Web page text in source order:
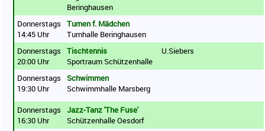
Beringhausen
Donnerstags
14:45 Uhr
Turnen f. Mädchen
Turnhalle Beringhausen
Donnerstags
20:00 Uhr
Tischtennis
Sportraum Schützenhalle
U.Siebers
Donnerstags
19:30 Uhr
Schwimmen
Schwimmhalle Marsberg
Donnerstags
16:30 Uhr
Jazz-Tanz 'The Fuse'
Schützenhalle Oesdorf